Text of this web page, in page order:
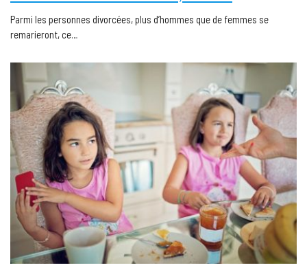
Parmi les personnes divorcées, plus d’hommes que de femmes se
remarieront, ce…